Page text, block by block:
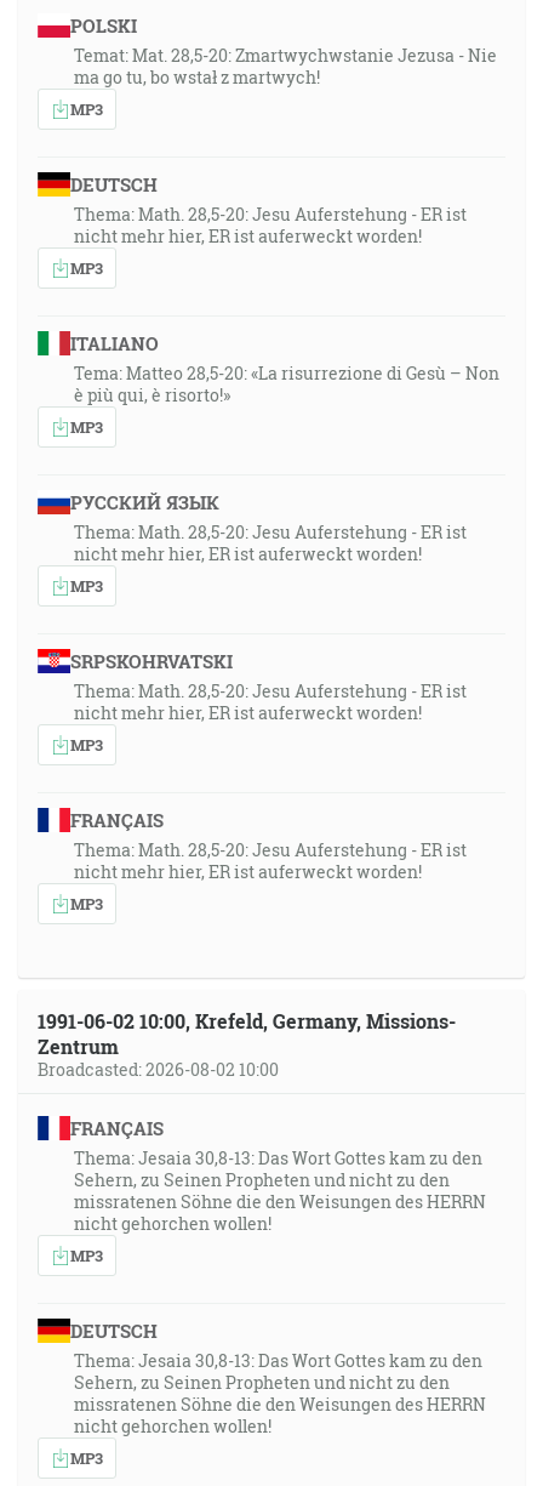
POLSKI
Temat: Mat. 28,5-20: Zmartwychwstanie Jezusa - Nie
ma go tu, bo wstał z martwych!
MP3
DEUTSCH
Thema: Math. 28,5-20: Jesu Auferstehung - ER ist
nicht mehr hier, ER ist auferweckt worden!
MP3
ITALIANO
Tema: Matteo 28,5-20: «La risurrezione di Gesù – Non
è più qui, è risorto!»
MP3
РУССКИЙ ЯЗЫК
Thema: Math. 28,5-20: Jesu Auferstehung - ER ist
nicht mehr hier, ER ist auferweckt worden!
MP3
SRPSKOHRVATSKI
Thema: Math. 28,5-20: Jesu Auferstehung - ER ist
nicht mehr hier, ER ist auferweckt worden!
MP3
FRANÇAIS
Thema: Math. 28,5-20: Jesu Auferstehung - ER ist
nicht mehr hier, ER ist auferweckt worden!
MP3
1991-06-02 10:00, Krefeld, Germany, Missions-
Zentrum
Broadcasted: 2026-08-02 10:00
FRANÇAIS
Thema: Jesaia 30,8-13: Das Wort Gottes kam zu den
Sehern, zu Seinen Propheten und nicht zu den
missratenen Söhne die den Weisungen des HERRN
nicht gehorchen wollen!
MP3
DEUTSCH
Thema: Jesaia 30,8-13: Das Wort Gottes kam zu den
Sehern, zu Seinen Propheten und nicht zu den
missratenen Söhne die den Weisungen des HERRN
nicht gehorchen wollen!
MP3